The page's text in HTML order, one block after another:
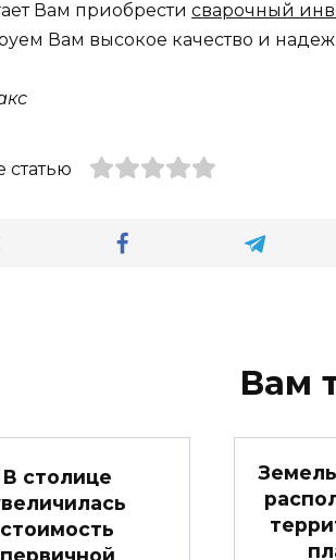
Вам приобрести сварочный
Вам высокое качество и
статью
Вам
В столице
стоимость
первичной